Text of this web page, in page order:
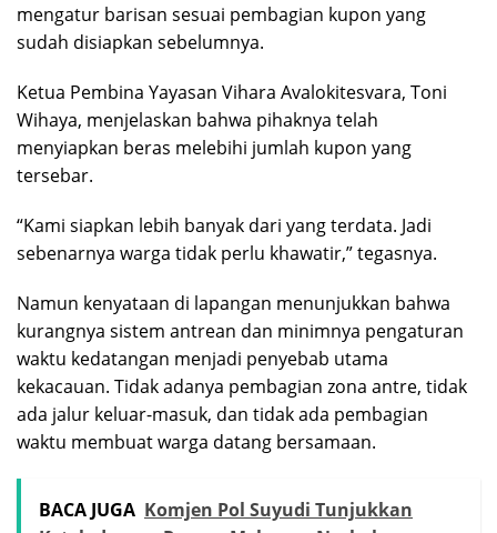
mengatur barisan sesuai pembagian kupon yang
sudah disiapkan sebelumnya.
Ketua Pembina Yayasan Vihara Avalokitesvara, Toni
Wihaya, menjelaskan bahwa pihaknya telah
menyiapkan beras melebihi jumlah kupon yang
tersebar.
“Kami siapkan lebih banyak dari yang terdata. Jadi
sebenarnya warga tidak perlu khawatir,” tegasnya.
Namun kenyataan di lapangan menunjukkan bahwa
kurangnya sistem antrean dan minimnya pengaturan
waktu kedatangan menjadi penyebab utama
kekacauan. Tidak adanya pembagian zona antre, tidak
ada jalur keluar-masuk, dan tidak ada pembagian
waktu membuat warga datang bersamaan.
BACA JUGA Komjen Pol Suyudi Tunjukkan